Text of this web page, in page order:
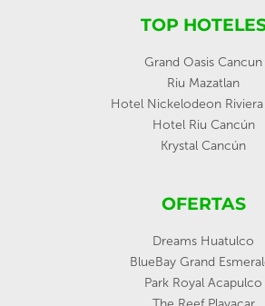
TOP
Grand Oasis Cancun
Riu Mazatlan
Hotel Nickelodeon Riviera
Hotel Riu Cancún
Krystal Cancún
OFERTAS
Dreams Huatulco
BlueBay Grand
Park Royal Acapulco